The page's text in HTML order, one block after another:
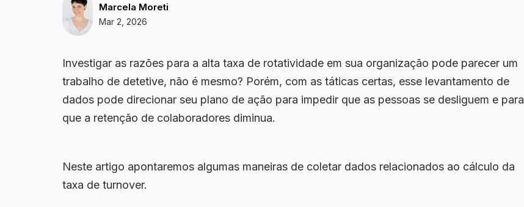
Marcela Moreti
Mar 2, 2026
Investigar as razões para a alta taxa de rotatividade em sua organização pode parecer um
trabalho de detetive, não é mesmo? Porém, com as táticas certas, esse levantamento de
dados pode direcionar seu plano de ação para impedir que as pessoas se desliguem e para
que a retenção de colaboradores diminua.
Neste artigo apontaremos algumas maneiras de coletar dados relacionados ao cálculo da
taxa de turnover.